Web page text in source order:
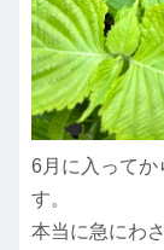
6月に入ってか
す。
本当に急にわ